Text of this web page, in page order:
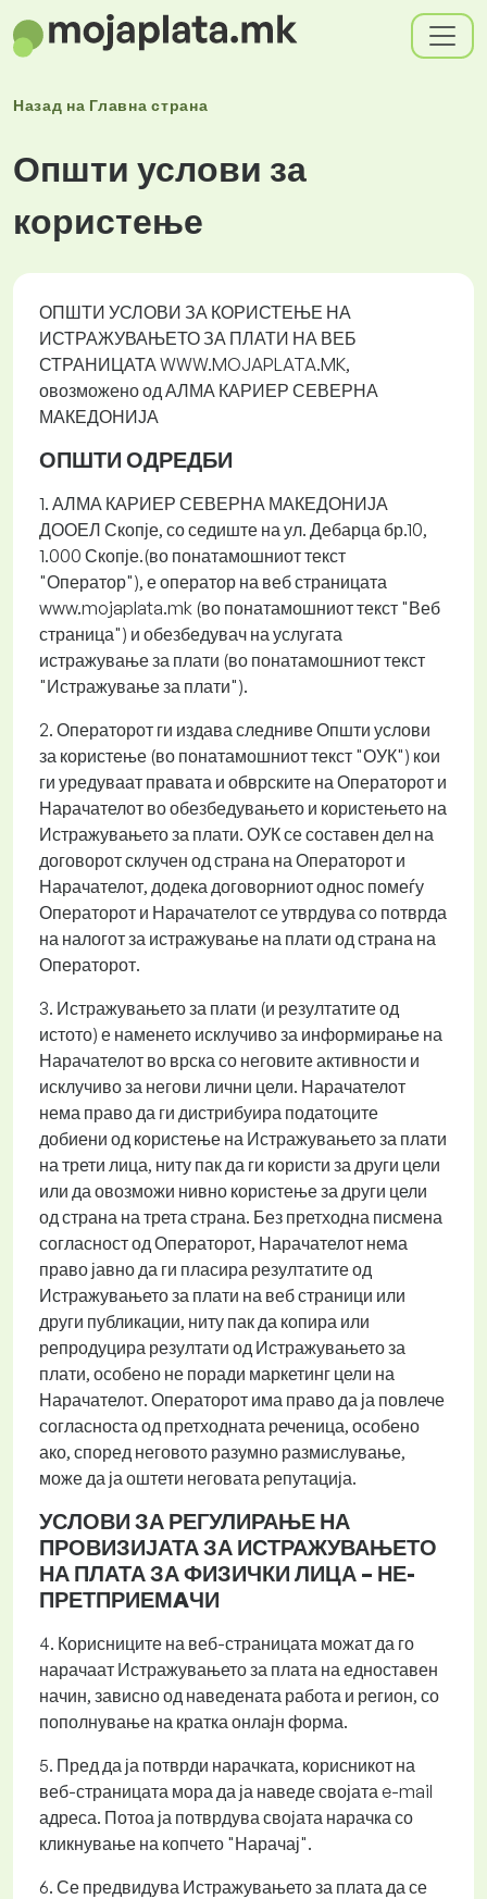
Назад на Главна страна
Општи услови за
користење
ОПШТИ УСЛОВИ ЗА КОРИСТЕЊЕ НА
ИСТРАЖУВАЊЕТО ЗА ПЛАТИ НА ВЕБ
СТРАНИЦАТА WWW.MOJAPLATA.MK,
овозможено од АЛМА КАРИЕР СЕВЕРНА
МАКЕДОНИЈА
ОПШТИ ОДРЕДБИ
1. АЛМА КАРИЕР СЕВЕРНА МАКЕДОНИЈА
ДООЕЛ Скопје, со седиште на ул. Дебарца бр.10,
1.000 Скопје.(во понатамошниот текст
"Оператор"), е оператор на веб страницата
www.mojaplata.mk (во понатамошниот текст "Веб
страница") и обезбедувач на услугата
истражување за плати (во понатамошниот текст
"Истражување за плати").
2. Операторот ги издава следниве Општи услови
за користење (во понатамошниот текст "ОУК") кои
ги уредуваат правата и обврските на Операторот и
Нарачателот во обезбедувањето и користењето на
Истражувањето за плати. ОУК се составен дел на
договорот склучен од страна на Операторот и
Нарачателот, додека договорниот однос помеѓу
Операторот и Нарачателот се утврдува со потврда
на налогот за истражување на плати од страна на
Операторот.
3. Истражувањето за плати (и резултатите од
истото) е наменето исклучиво за информирање на
Нарачателот во врска со неговите активности и
исклучиво за негови лични цели. Нарачателот
нема право да ги дистрибуира податоците
добиени од користење на Истражувањето за плати
на трети лица, ниту пак да ги користи за други цели
или да овозможи нивно користење за други цели
од страна на трета страна. Без претходна писмена
согласност од Операторот, Нарачателот нема
право јавно да ги пласира резултатите од
Истражувањето за плати на веб страници или
други публикации, ниту пак да копира или
репродуцира резултати од Истражувањето за
плати, особено не поради маркетинг цели на
Нарачателот. Операторот има право да ја повлече
согласноста од претходната реченица, особено
ако, според неговото разумно размислување,
може да ја оштети неговата репутација.
УСЛОВИ ЗА РЕГУЛИРАЊЕ НА
ПРОВИЗИЈАТА ЗА ИСТРАЖУВАЊЕТО
НА ПЛАТА ЗА ФИЗИЧКИ ЛИЦА – НЕ-
ПРЕТПРИЕМAЧИ
4. Корисниците на веб-страницата можат да го
нарачаат Истражувањето за плата на едноставен
начин, зависно од наведената работа и регион, со
пополнување на кратка онлајн форма.
5. Пред да ја потврди нарачката, корисникот на
веб-страницата мора да ја наведе својата e-mail
адреса. Потоа ја потврдува својата нарачка со
кликнување на копчето "Нарачај".
6. Се предвидува Истражувањето за плата да се